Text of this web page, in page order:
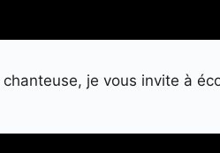
je vous invite à